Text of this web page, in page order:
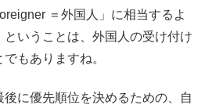
＝外国人」に相当するよ
ということは、外国人の受け付け
もありますね。
に優先順位を決めるための、自